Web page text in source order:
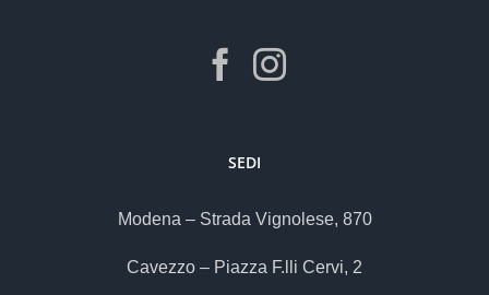
SEDI
Modena – Strada Vignolese, 870
Cavezzo – Piazza F.lli Cervi, 2